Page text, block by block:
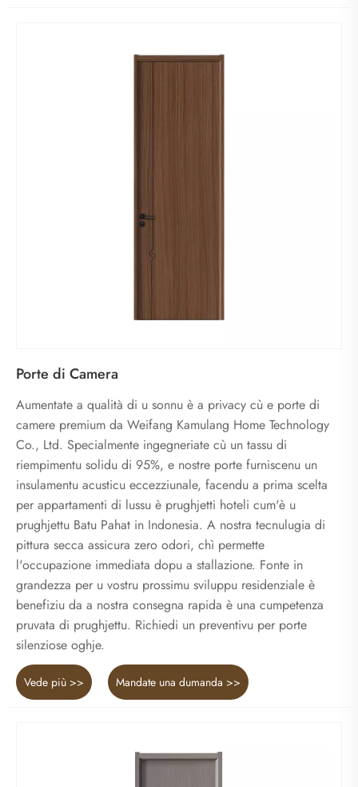
Porte di Camera
Aumentate a qualità di u sonnu è a privacy cù e porte di
camere premium da Weifang Kamulang Home Technology
Co., Ltd. Specialmente ingegneriate cù un tassu di
riempimentu solidu di 95%, e nostre porte furniscenu un
insulamentu acusticu eccezziunale, facendu a prima scelta
per appartamenti di lussu è prughjetti hoteli cum'è u
prughjettu Batu Pahat in Indonesia. A nostra tecnulugia di
pittura secca assicura zero odori, chì permette
l'occupazione immediata dopu a stallazione. Fonte in
grandezza per u vostru prossimu sviluppu residenziale è
benefiziu da a nostra consegna rapida è una cumpetenza
pruvata di prughjettu. Richiedi un preventivu per porte
silenziose oghje.
Vede più >> Mandate una dumanda >>